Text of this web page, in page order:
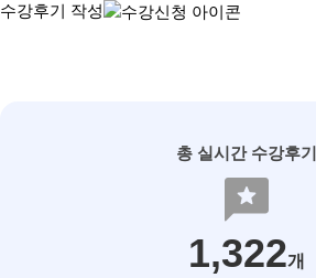
수강후기 작성
총 실시간 수강후기
reviews
1,322개